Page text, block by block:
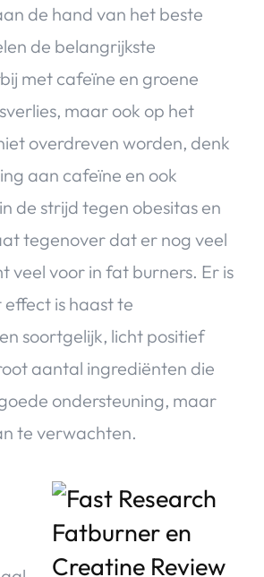
de hand van het beste
de belangrijkste
met cafeïne en groene
maar ook op het
overdreven worden, denk
aan cafeïne en ook
de strijd tegen obesitas en
tegenover dat er nog veel
veel voor in fat burners. Er is
is haast te
soortgelijk, licht positief
aantal ingrediënten die
ondersteuning, maar
te verwachten.